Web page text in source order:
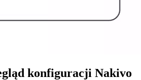
konfiguracji Nakivo